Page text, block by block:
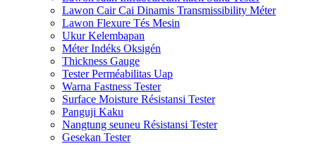
Lawon Cair Cai Dinamis Transmissibility Méter
Lawon Flexure Tés Mesin
Ukur Kelembapan
Méter Indéks Oksigén
Thickness Gauge
Tester Perméabilitas Uap
Warna Fastness Tester
Surface Moisture Résistansi Tester
Panguji Kaku
Nangtung seuneu Résistansi Tester
Gesekan Tester